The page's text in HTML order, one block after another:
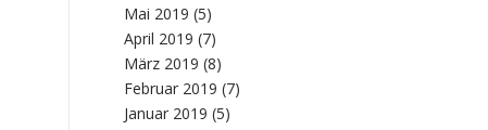
Mai 2019 (5)
April 2019 (7)
März 2019 (8)
Februar 2019 (7)
Januar 2019 (5)